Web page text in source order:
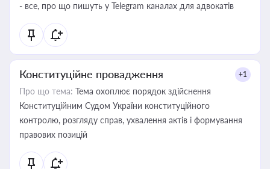
- все, про що пишуть у Telegram каналах для адвокатів
Конституційне провадження +1
Про що тема: Тема охоплює порядок здійснення
Конституційним Судом України конституційного
контролю, розгляду справ, ухвалення актів і формування
правових позицій